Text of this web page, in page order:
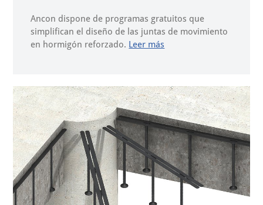
Ancon dispone de programas gratuitos que
simplifican el diseño de las juntas de movimiento
en hormigón reforzado. Leer más